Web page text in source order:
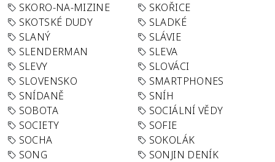
SKORO-NA-MIZINE
SKOŘICE
SKOTSKÉ DUDY
SLADKÉ
SLANÝ
SLÁVIE
SLENDERMAN
SLEVA
SLEVY
SLOVÁCI
SLOVENSKO
SMARTPHONES
SNÍDANĚ
SNÍH
SOBOTA
SOCIÁLNÍ VĚDY
SOCIETY
SOFIE
SOCHA
SOKOLÁK
SONG
SONJIN DENÍK